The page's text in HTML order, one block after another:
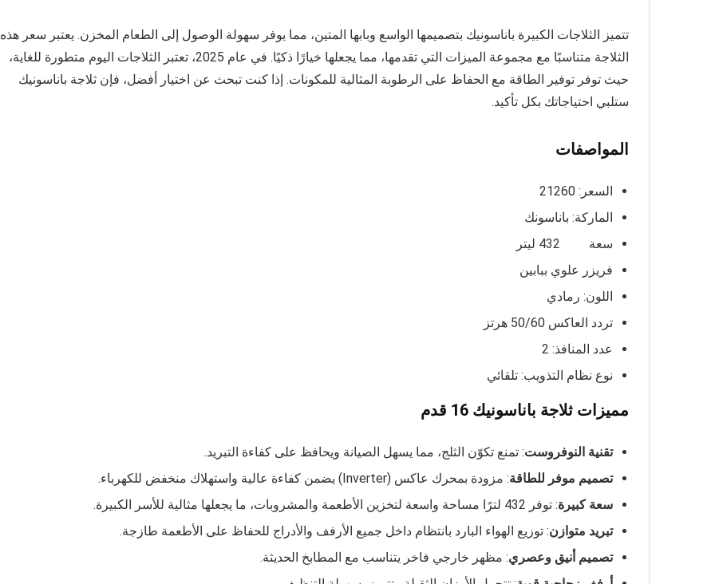
تتميز الثلاجات الكبيرة باناسونيك بتصميمها الواسع وبابها المتين، مما يوفر سهولة الوصول إلى الطعام المخزن. يعتبر سعر هذه
الثلاجة متناسبًا مع مجموعة الميزات التي تقدمها، مما يجعلها خيارًا ذكيًا. في عام 2025، تعتبر الثلاجات اليوم متطورة للغاية،
حيث توفر توفير الطاقة مع الحفاظ على الرطوبة المثالية للمكونات. إذا كنت تبحث عن اختيار أفضل، فإن ثلاجة باناسونيك
ستلبي احتياجاتك بكل تأكيد.
المواصفات
السعر: 21260
الماركة: باناسونك
سعة 432 ليتر
فريزر علوي ببابين
اللون: رمادي
تردد العاكس 50/60 هرتز
عدد المنافذ: 2
نوع نظام التذويب: تلقائي
مميزات ثلاجة باناسونيك 16 قدم
تقنية النوفروست: تمنع تكوّن الثلج، مما يسهل الصيانة ويحافظ على كفاءة التبريد.
تصميم موفر للطاقة: مزودة بمحرك عاكس (Inverter) يضمن كفاءة عالية واستهلاك منخفض للكهرباء.
سعة كبيرة: توفر 432 لترًا مساحة واسعة لتخزين الأطعمة والمشروبات، ما يجعلها مثالية للأسر الكبيرة.
تبريد متوازن: توزيع الهواء البارد بانتظام داخل جميع الأرفف والأدراج للحفاظ على الأطعمة طازجة.
تصميم أنيق وعصري: مظهر خارجي فاخر يتناسب مع المطابخ الحديثة.